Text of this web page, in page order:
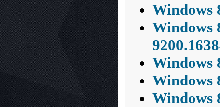
Windows
Windows
Windows
Windows
Windows